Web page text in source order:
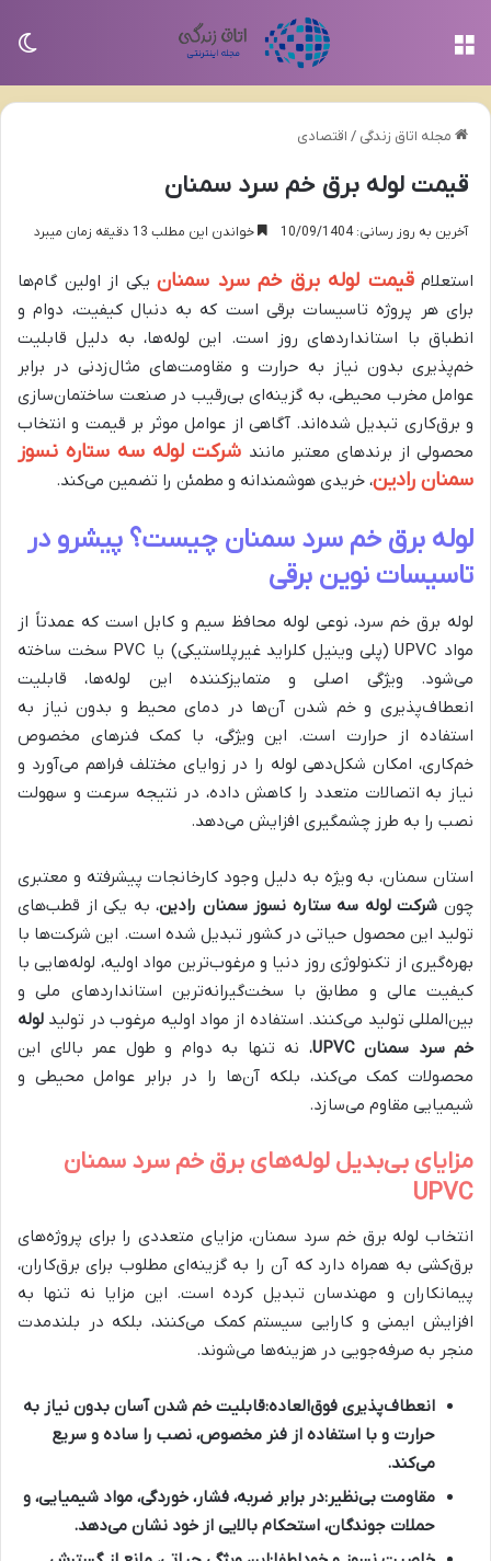
مجله اتاق زندگی / اقتصادی
قیمت لوله برق خم سرد سمنان
آخرین به روز رسانی: 10/09/1404 خواندن این مطلب 13 دقیقه زمان میبرد
استعلامقیمت لوله برق خم سرد سمنان یکی از اولین گام‌ها
برای هر پروژه تاسیسات برقی است که به دنبال کیفیت، دوام و
انطباق با استانداردهای روز است. این لوله‌ها، به دلیل قابلیت
خم‌پذیری بدون نیاز به حرارت و مقاومت‌های مثال‌زدنی در برابر
عوامل مخرب محیطی، به گزینه‌ای بی‌رقیب در صنعت ساختمان‌سازی
و برق‌کاری تبدیل شده‌اند. آگاهی از عوامل موثر بر قیمت و انتخاب
محصولی از برندهای معتبر مانند شرکت لوله سه ستاره نسوز
سمنان رادین، خریدی هوشمندانه و مطمئن را تضمین می‌کند.
لوله برق خم سرد سمنان چیست؟ پیشرو در
تاسیسات نوین برقی
لوله برق خم سرد، نوعی لوله محافظ سیم و کابل است که عمدتاً از
مواد UPVC (پلی وینیل کلراید غیرپلاستیکی) یا PVC سخت ساخته
می‌شود. ویژگی اصلی و متمایزکننده این لوله‌ها، قابلیت
انعطاف‌پذیری و خم شدن آن‌ها در دمای محیط و بدون نیاز به
استفاده از حرارت است. این ویژگی، با کمک فنرهای مخصوص
خم‌کاری، امکان شکل‌دهی لوله را در زوایای مختلف فراهم می‌آورد و
نیاز به اتصالات متعدد را کاهش داده، در نتیجه سرعت و سهولت
نصب را به طرز چشمگیری افزایش می‌دهد.
استان سمنان، به ویژه به دلیل وجود کارخانجات پیشرفته و معتبری
چون شرکت لوله سه ستاره نسوز سمنان رادین، به یکی از قطب‌های
تولید این محصول حیاتی در کشور تبدیل شده است. این شرکت‌ها با
بهره‌گیری از تکنولوژی روز دنیا و مرغوب‌ترین مواد اولیه، لوله‌هایی با
کیفیت عالی و مطابق با سخت‌گیرانه‌ترین استانداردهای ملی و
بین‌المللی تولید می‌کنند. استفاده از مواد اولیه مرغوب در تولید لوله
خم سرد سمنان UPVC
، نه تنها به دوام و طول عمر بالای این
محصولات کمک می‌کند، بلکه آن‌ها را در برابر عوامل محیطی و
شیمیایی مقاوم می‌سازد.
مزایای بی‌بدیل لوله‌های برق خم سرد سمنان
UPVC
انتخاب لوله برق خم سرد سمنان، مزایای متعددی را برای پروژه‌های
برق‌کشی به همراه دارد که آن را به گزینه‌ای مطلوب برای برق‌کاران،
پیمانکاران و مهندسان تبدیل کرده است. این مزایا نه تنها به
افزایش ایمنی و کارایی سیستم کمک می‌کنند، بلکه در بلندمدت
منجر به صرفه‌جویی در هزینه‌ها می‌شوند.
انعطاف‌پذیری فوق‌العاده:قابلیت خم شدن آسان بدون نیاز به
حرارت و با استفاده از فنر مخصوص، نصب را ساده و سریع
می‌کند.
مقاومت بی‌نظیر:در برابر ضربه، فشار، خوردگی، مواد شیمیایی، و
حملات جوندگان، استحکام بالایی از خود نشان می‌دهد.